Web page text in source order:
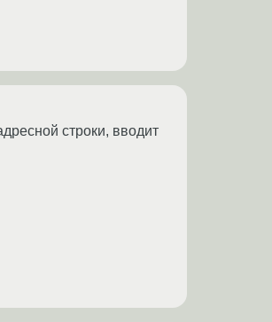
строки, вводит